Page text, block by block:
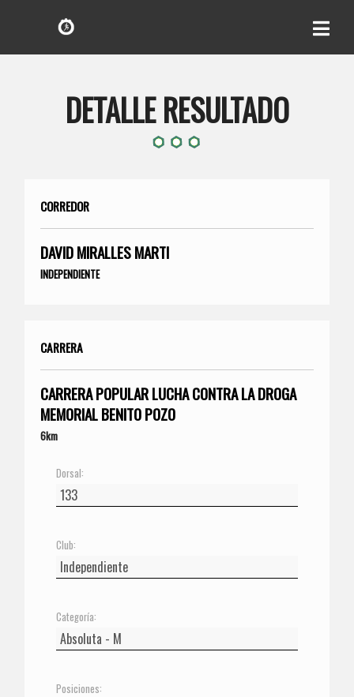
DETALLE RESULTADO
CORREDOR
DAVID MIRALLES MARTI
INDEPENDIENTE
CARRERA
CARRERA POPULAR LUCHA CONTRA LA DROGA
MEMORIAL BENITO POZO
6km
Dorsal:
Club:
Categoría:
Posiciones: